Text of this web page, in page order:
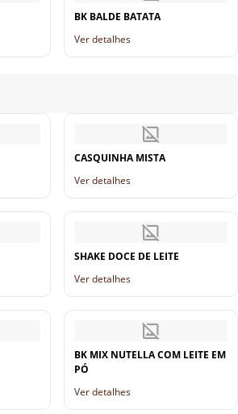
BK BALDE BATATA
Ver detalhes
CASQUINHA MISTA
Ver detalhes
SHAKE DOCE DE LEITE
Ver detalhes
BK MIX NUTELLA COM LEITE EM
PÓ
Ver detalhes